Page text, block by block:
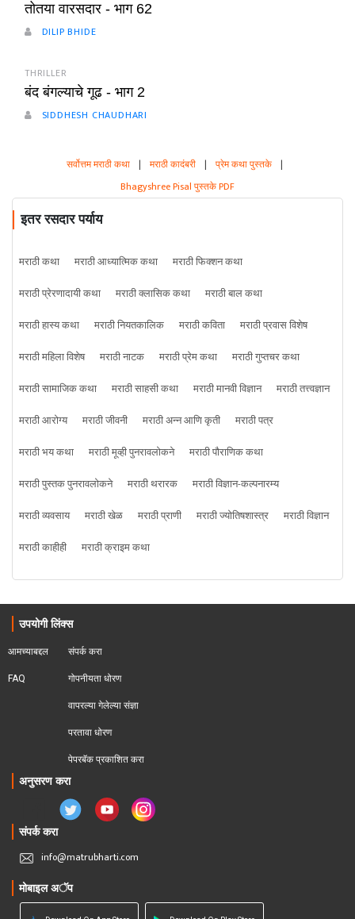
तोतया वारसदार - भाग 62
DILIP BHIDE
THRILLER
बंद बंगल्याचे गूढ - भाग 2
SIDDHESH CHAUDHARI
सर्वोत्तम मराठी कथा | मराठी कादंबरी | प्रेम कथा पुस्तके |
Bhagyshree Pisal पुस्तके PDF
इतर रसदार पर्याय
मराठी कथा मराठी आध्यात्मिक कथा
मराठी फिक्शन कथा
मराठी प्रेरणादायी कथा
मराठी क्लासिक कथा
मराठी बाल कथा
मराठी हास्य कथा
मराठी नियतकालिक मराठी कविता
मराठी प्रवास विशेष
मराठी महिला विशेष
मराठी नाटक मराठी प्रेम कथा
मराठी गुप्तचर कथा
मराठी सामाजिक कथा
मराठी साहसी कथा मराठी मानवी विज्ञान
मराठी तत्त्वज्ञान
मराठी आरोग्य
मराठी जीवनी मराठी अन्न आणि कृती
मराठी पत्र
मराठी भय कथा
मराठी मूव्ही पुनरावलोकने
मराठी पौराणिक कथा
मराठी पुस्तक पुनरावलोकने
मराठी थरारक
मराठी विज्ञान-कल्पनारम्य
मराठी व्यवसाय
मराठी खेळ मराठी प्राणी मराठी ज्योतिषशास्त्र
मराठी विज्ञान
मराठी काहीही
मराठी क्राइम कथा
उपयोगी लिंक्स
आमच्याबद्दल
FAQ
संपर्क करा
गोपनीयता धोरण
वापरल्या गेलेल्या संज्ञा
परतावा धोरण
पेपरबॅक प्रकाशित करा
अनुसरण करा
संपर्क करा
info@matrubharti.com
मोबाइल अॅप